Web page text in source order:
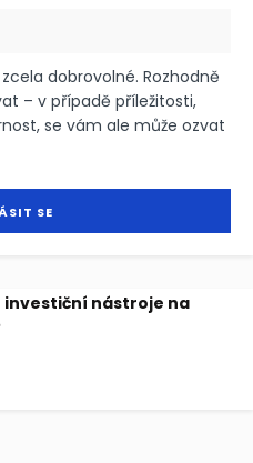
dobrovolné. Rozhodně
– v případě příležitosti,
se vám ale může ozvat
investiční nástroje na